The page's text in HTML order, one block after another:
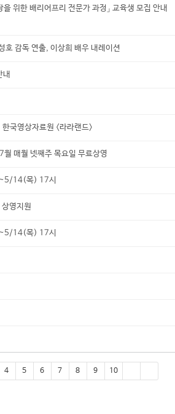
위한 배리어프리 전문가 과정」 교육생 모집 안내
호 감독 연출, 이상희 배우 내레이션
내
국영상자료원 <라라랜드>
매월 넷째주 목요일 무료상영
14(목) 17시
영지원
14(목) 17시
4 5 6 7 8 9 10